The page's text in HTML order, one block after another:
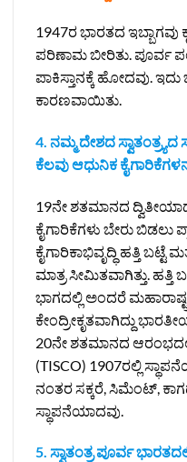
1947ರ ಭಾರತದ
ಪರಿಣಾಮ ಬೀರಿತು. ಪೂರ್ವ
ಪಾಕಿಸ್ತಾನಕ್ಕೆ ಹೋದವು.
ಕಾರಣವಾಯಿತು.
4. ನಮ್ಮ ದೇಶದ
ಕೆಲವು ಆಧುನಿಕ
19ನೇ ಶತಮಾನದ
ಕೈಗಾರಿಕೆಗಳು ಬೇರು ಬಿಡಲು
ಕೈಗಾರಿಕಾಭಿವೃದ್ಧಿ ಹತ್ತಿ ಬಟ್ಟೆ
ಮಾತ್ರ ಸೀಮಿತವಾಗಿತ್ತು. ಹತ್ತಿ
ಭಾಗದಲ್ಲಿ ಅಂದರೆ
ಕೇಂದ್ರೀಕೃತವಾಗಿದ್ದು
20ನೇ ಶತಮಾನದ
(TISCO) 1907ರಲ್ಲಿ
ನಂತರ ಸಕ್ಕರೆ, ಸಿಮೆಂಟ್,
ಸ್ಥಾಪನೆಯಾದವು.
5. ಸ್ವಾತಂತ್ರ ಪೂರ್ವ